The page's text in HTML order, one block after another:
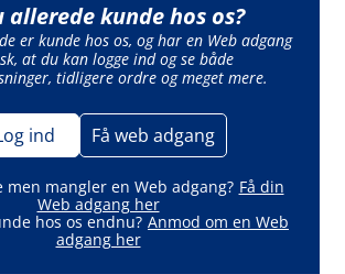
allerede kunde hos os?
er kunde hos os, og har en Web adgang
at du kan logge ind og se både
tidligere ordre og meget mere.
ind Få web adgang
men mangler en Web adgang? Få din
Web adgang her
hos os endnu? Anmod om en Web
adgang her